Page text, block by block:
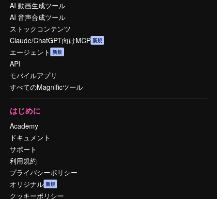
AI 動画生成ツール
AI 音声合成ツール
ストックコンテンツ
Claude/ChatGPT向けMCP 新規
エージェント 新規
API
モバイルアプリ
すべてのMagnificツール
はじめに
Academy
ドキュメント
サポート
利用規約
プライバシーポリシー
オリジナル 新規
クッキーポリシー